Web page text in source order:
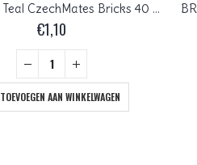
BRI-60150 Teal CzechMates Bricks 40 Pc.
€1,10
TOEVOEGEN AAN WINKELWAGEN